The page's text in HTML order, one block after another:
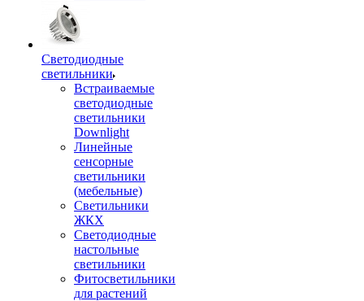
Светодиодные
светильники
Встраиваемые
светодиодные
светильники
Downlight
Линейные
сенсорные
светильники
(мебельные)
Светильники
ЖКХ
Светодиодные
настольные
светильники
Фитосветильники
для растений